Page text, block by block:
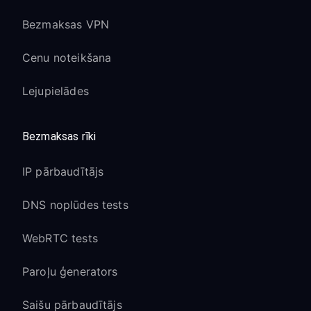
Pilna piekļuve Google Play Store
Google Assistant balss komandas
tehnoloģija darbojas optimāli
kvalitāti caur VPN
Sony ekskluzīvie attēla režīmi
Bezmaksas VPN
Cenu noteikšana
Lejupielādes
Bezmaksas rīki
IP pārbaudītājs
DNS noplūdes tests
WebRTC tests
Paroļu ģenerators
Saišu pārbaudītājs